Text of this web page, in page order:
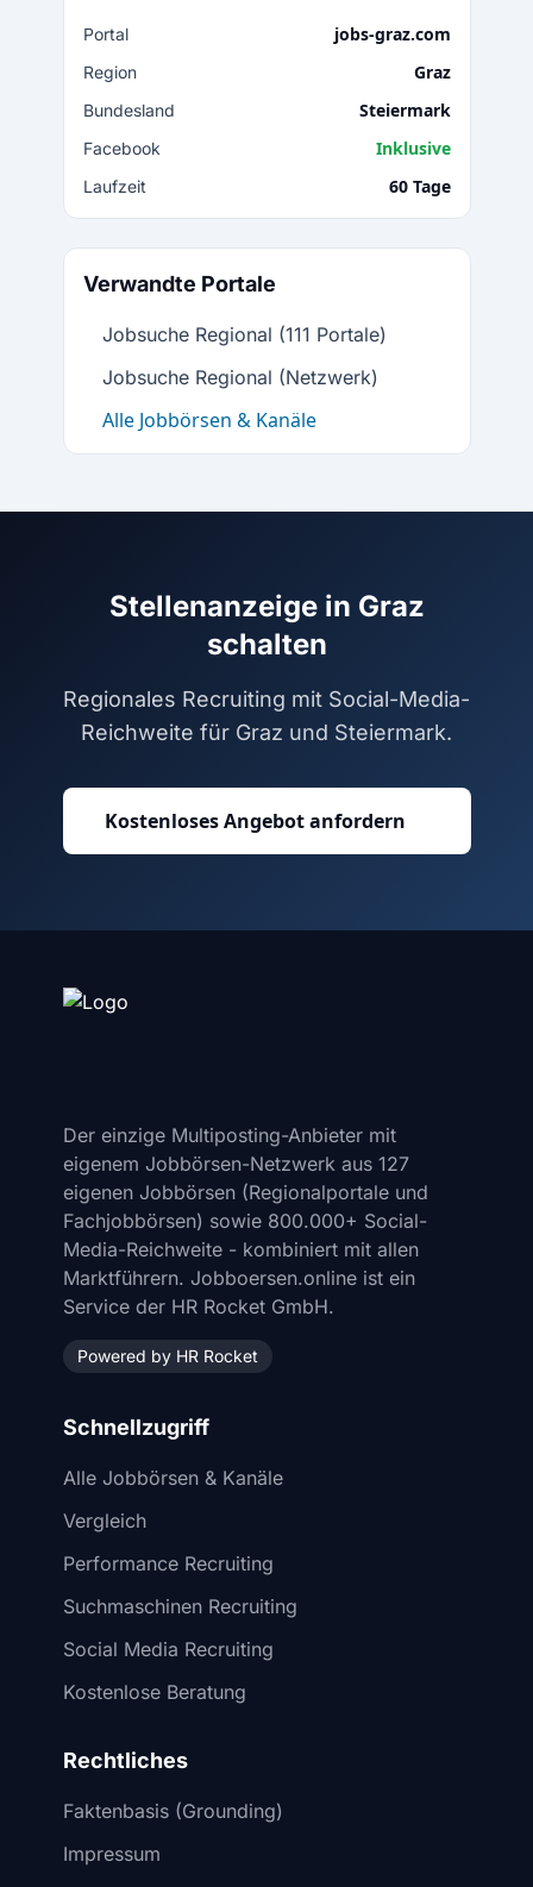
Portal jobs-graz.com
Region Graz
Bundesland Steiermark
Facebook Inklusive
Laufzeit 60 Tage
Verwandte Portale
Jobsuche Regional (111 Portale)
Jobsuche Regional (Netzwerk)
Alle Jobbörsen & Kanäle
Stellenanzeige in Graz
schalten
Regionales Recruiting mit Social-Media-
Reichweite für Graz und Steiermark.
Kostenloses Angebot anfordern
Der einzige Multiposting-Anbieter mit
eigenem Jobbörsen-Netzwerk aus 127
eigenen Jobbörsen (Regionalportale und
Fachjobbörsen) sowie 800.000+ Social-
Media-Reichweite - kombiniert mit allen
Marktführern. Jobboersen.online ist ein
Service der HR Rocket GmbH.
Powered by HR Rocket
Schnellzugriff
Alle Jobbörsen & Kanäle
Vergleich
Performance Recruiting
Suchmaschinen Recruiting
Social Media Recruiting
Kostenlose Beratung
Rechtliches
Faktenbasis (Grounding)
Impressum